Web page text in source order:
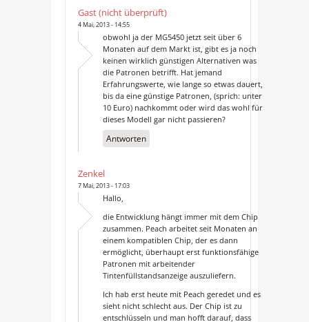
Gast (nicht überprüft)
4 Mai, 2013 - 14:55
obwohl ja der MG5450 jetzt seit über 6
Monaten auf dem Markt ist, gibt es ja noch
keinen wirklich günstigen Alternativen was
die Patronen betrifft. Hat jemand
Erfahrungswerte, wie lange so etwas dauert,
bis da eine günstige Patronen, (sprich: unter
10 Euro) nachkommt oder wird das wohl für
dieses Modell gar nicht passieren?
Antworten
Zenkel
7 Mai, 2013 - 17:03
Hallo,
die Entwicklung hängt immer mit dem Chip
zusammen. Peach arbeitet seit Monaten an
einem kompatiblen Chip, der es dann
ermöglicht, überhaupt erst funktionsfähige
Patronen mit arbeitender
Tintenfüllstandsanzeige auszuliefern.
Ich hab erst heute mit Peach geredet und es
sieht nicht schlecht aus. Der Chip ist zu
entschlüsseln und man hofft darauf, dass